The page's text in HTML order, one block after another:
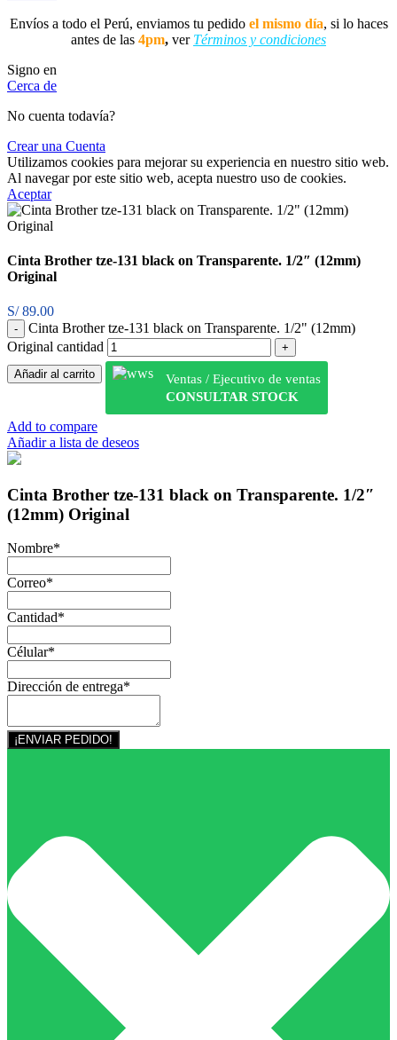
Envíos a todo el Perú, enviamos tu pedido el mismo día, si lo haces
antes de las 4pm, ver Términos y condiciones
Signo en
Cerca de
No cuenta todavía?
Crear una Cuenta
Utilizamos cookies para mejorar su experiencia en nuestro sitio web.
Al navegar por este sitio web, acepta nuestro uso de cookies.
Aceptar
Cinta Brother tze-131 black on Transparente. 1/2″ (12mm)
Original
S/89.00
Cinta Brother tze-131 black on Transparente. 1/2" (12mm)
Original cantidad
Añadir al carrito
Ventas / Ejecutivo de ventas
CONSULTAR STOCK
Add to compare
Añadir a lista de deseos
Cinta Brother tze-131 black on Transparente. 1/2″
(12mm) Original
Nombre*
Correo*
Cantidad*
Célular*
Dirección de entrega*
¡ENVIAR PEDIDO!